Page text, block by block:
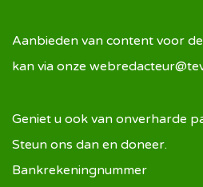
Aanbieden van content voor
kan via onze
Geniet u ook van onverharde
Steun ons dan en doneer.
Bankrekeningnummer